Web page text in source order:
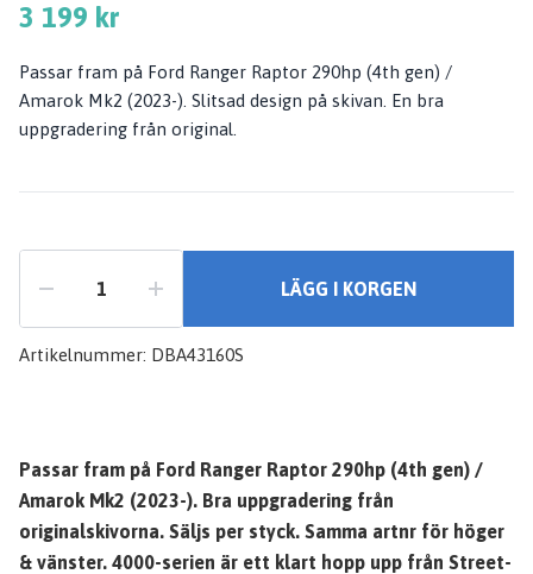
3 199 kr
Passar fram på Ford Ranger Raptor 290hp (4th gen) /
Amarok Mk2 (2023-). Slitsad design på skivan. En bra
uppgradering från original.
LÄGG I KORGEN
Artikelnummer: DBA43160S
Passar fram på Ford Ranger Raptor 290hp (4th gen) /
Amarok Mk2 (2023-). Bra uppgradering från
originalskivorna. Säljs per styck. Samma artnr för höger
& vänster. 4000-serien är ett klart hopp upp från Street-